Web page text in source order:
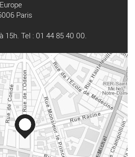
Paris
15h. Tel : 01 44 85 40 00.